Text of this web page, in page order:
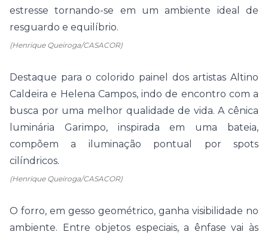
estresse tornando-se em um ambiente ideal de
resguardo e equilíbrio.
(Henrique Queiroga/CASACOR)
Destaque para o colorido painel dos artistas Altino
Caldeira e Helena Campos, indo de encontro com a
busca por uma melhor qualidade de vida. A cênica
luminária Garimpo, inspirada em uma bateia,
compõem a iluminação pontual por spots
cilíndricos.
(Henrique Queiroga/CASACOR)
O forro, em gesso geométrico, ganha visibilidade no
ambiente. Entre objetos especiais, a ênfase vai às